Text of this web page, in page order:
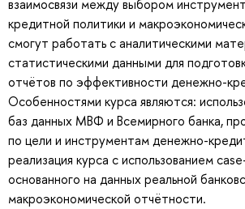
взаимосвязи между выбором
кредитной политики и
смогут работать с аналитическими
статистическими данными для
отчётов по эффективности денежно-
Особенностями курса являются:
баз данных МВФ и Всемирного банка,
по цели и инструментам денежно-
реализация курса с использованием
основанного на данных реальной
макроэкономической отчётности.